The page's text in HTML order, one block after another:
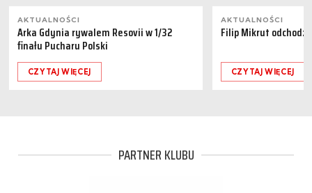
AKTUALNOŚCI
Arka Gdynia rywalem Resovii w 1/32
finału Pucharu Polski
CZYTAJ WIĘCEJ
AKTUALNOŚCI
Filip Mikrut
CZYTAJ WIĘCEJ
PARTNER KLUBU